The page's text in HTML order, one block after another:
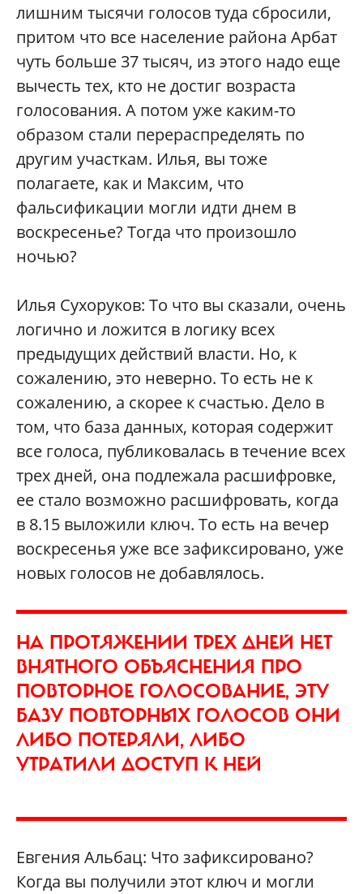
лишним тысячи голосов туда сбросили,
притом что все население района Арбат
чуть больше 37 тысяч, из этого надо еще
вычесть тех, кто не достиг возраста
голосования. А потом уже каким-то
образом стали перераспределять по
другим участкам. Илья, вы тоже
полагаете, как и Максим, что
фальсификации могли идти днем в
воскресенье? Тогда что произошло
ночью?
Илья Сухоруков: То что вы сказали, очень
логично и ложится в логику всех
предыдущих действий власти. Но, к
сожалению, это неверно. То есть не к
сожалению, а скорее к счастью. Дело в
том, что база данных, которая содержит
все голоса, публиковалась в течение всех
трех дней, она подлежала расшифровке,
ее стало возможно расшифровать, когда
в 8.15 выложили ключ. То есть на вечер
воскресенья уже все зафиксировано, уже
новых голосов не добавлялось.
НА ПРОТЯЖЕНИИ ТРЕХ ДНЕЙ НЕТ
ВНЯТНОГО ОБЪЯСНЕНИЯ ПРО
ПОВТОРНОЕ ГОЛОСОВАНИЕ, ЭТУ
БАЗУ ПОВТОРНЫХ ГОЛОСОВ ОНИ
ЛИБО ПОТЕРЯЛИ, ЛИБО
УТРАТИЛИ ДОСТУП К НЕЙ
Евгения Альбац: Что зафиксировано?
Когда вы получили этот ключ и могли